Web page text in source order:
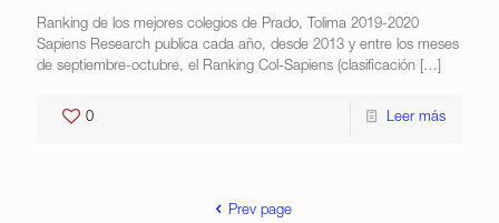
Ranking de los mejores colegios de Prado, Tolima 2019-2020
Sapiens Research publica cada año, desde 2013 y entre los meses
de septiembre-octubre, el Ranking Col-Sapiens (clasificación […]
0 Leer más
Prev page